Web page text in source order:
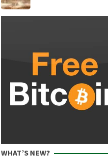
WHAT’S NEW?